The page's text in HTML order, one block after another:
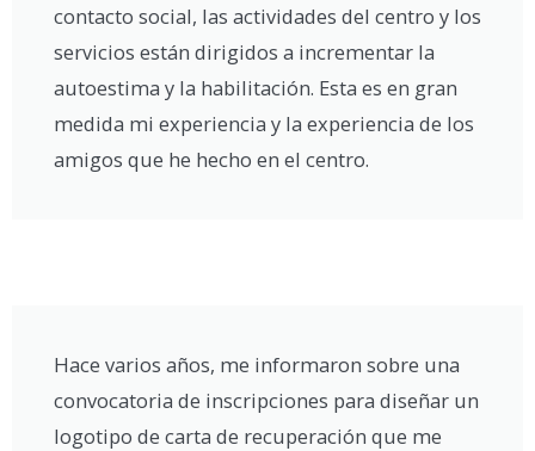
contacto social, las actividades del centro y los
servicios están dirigidos a incrementar la
autoestima y la habilitación. Esta es en gran
medida mi experiencia y la experiencia de los
amigos que he hecho en el centro.
Hace varios años, me informaron sobre una
convocatoria de inscripciones para diseñar un
logotipo de carta de recuperación que me